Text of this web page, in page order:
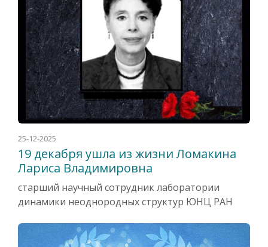
25-12-2025
19 декабря ушла из жизни Ломакина
Лариса Владимировна
старший научный сотрудник лаборатории
динамики неоднородных структур ЮНЦ РАН